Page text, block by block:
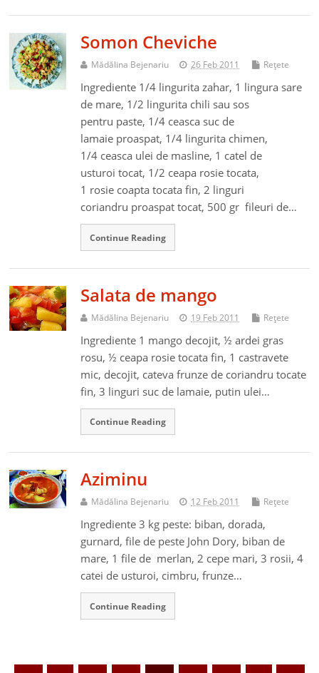
Somon Cheviche
Mădălina Bejenariu 26 Feb 2011 Reţete
Ingrediente 1/4 lingurita zahar, 1 lingura sare
de mare, 1/2 lingurita chili sau sos
pentru paste, 1/4 ceasca suc de
lamaie proaspat, 1/4 lingurita chimen,
1/4 ceasca ulei de masline, 1 catel de
usturoi tocat, 1/2 ceapa rosie tocata,
1 rosie coapta tocata fin, 2 linguri
coriandru proaspat tocat, 500 gr fileuri de…
Continue Reading
Salata de mango
Mădălina Bejenariu 19 Feb 2011 Reţete
Ingrediente 1 mango decojit, ½ ardei gras
rosu, ½ ceapa rosie tocata fin, 1 castravete
mic, decojit, cateva frunze de coriandru tocate
fin, 3 linguri suc de lamaie, putin ulei…
Continue Reading
Aziminu
Mădălina Bejenariu 12 Feb 2011 Reţete
Ingrediente 3 kg peste: biban, dorada,
gurnard, file de peste John Dory, biban de
mare, 1 file de merlan, 2 cepe mari, 3 rosii, 4
catei de usturoi, cimbru, frunze…
Continue Reading